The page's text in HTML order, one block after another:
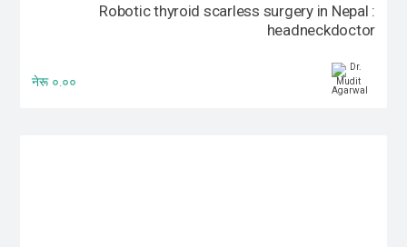
Robotic thyroid scarless surgery in Nepal :
headneckdoctor
नेरू ०.००